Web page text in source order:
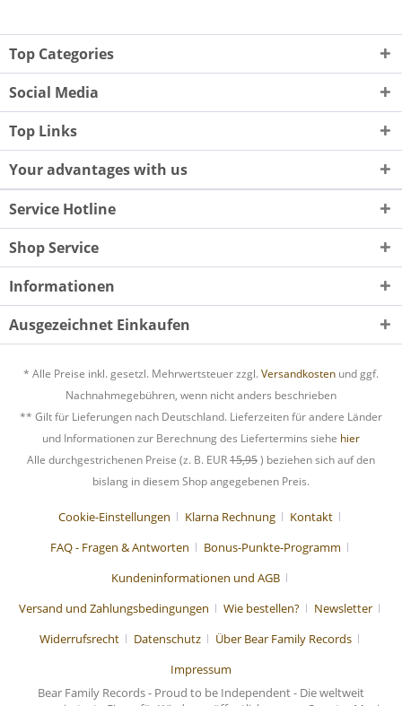
Top Categories
Social Media
Top Links
Your advantages with us
Service Hotline
Shop Service
Informationen
Ausgezeichnet Einkaufen
* Alle Preise inkl. gesetzl. Mehrwertsteuer zzgl. Versandkosten und ggf.
Nachnahmegebühren, wenn nicht anders beschrieben
** Gilt für Lieferungen nach Deutschland. Lieferzeiten für andere Länder
und Informationen zur Berechnung des Liefertermins siehe hier
Alle durchgestrichenen Preise (z. B. EUR15,95) beziehen sich auf den
bislang in diesem Shop angegebenen Preis.
Cookie-Einstellungen Klarna Rechnung
Kontakt
FAQ - Fragen & Antworten
Bonus-Punkte-Programm
Kundeninformationen und AGB
Versand und Zahlungsbedingungen
Wie bestellen?
Newsletter
Widerrufsrecht
Datenschutz
Über Bear Family Records
Impressum
Bear Family Records - Proud to be Independent - Die weltweit